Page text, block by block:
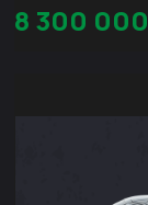
8 300 000